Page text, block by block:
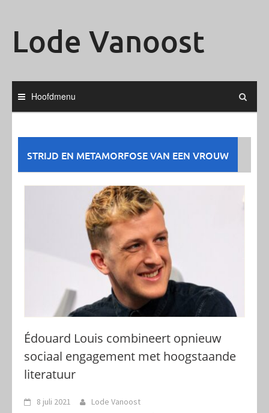
Lode Vanoost
Hoofdmenu
STRIJD EN METAMORFOSE VAN EEN VROUW
Édouard Louis combineert opnieuw
sociaal engagement met hoogstaande
literatuur
8 juli 2021 Lode Vanoost